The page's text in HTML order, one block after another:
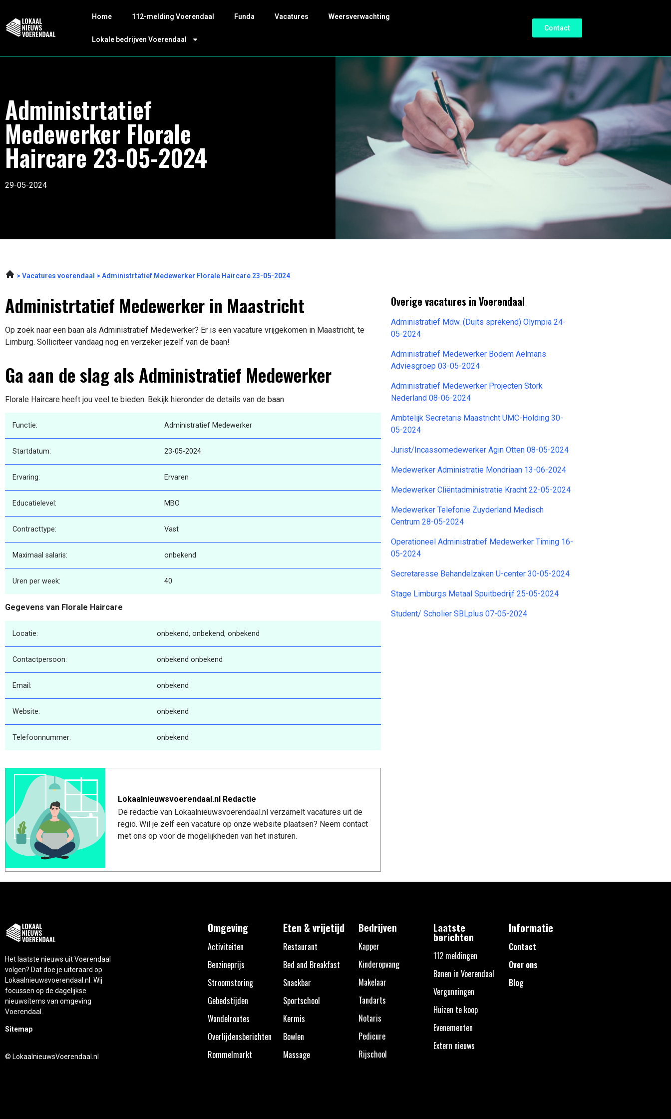
Home 112-melding Voerendaal Funda Vacatures Weersverwachting
Lokale bedrijven Voerendaal
Contact
Administrtatief
Medewerker Florale
Haircare 23-05-2024
29-05-2024
Vacatures voerendaal Administrtatief Medewerker Florale Haircare 23-05-2024
Administrtatief Medewerker in Maastricht
Op zoek naar een baan als Administratief Medewerker? Er is een vacature vrijgekomen in Maastricht, te
Limburg. Solliciteer vandaag nog en verzeker jezelf van de baan!
Ga aan de slag als Administratief Medewerker
Florale Haircare heeft jou veel te bieden. Bekijk hieronder de details van de baan
Functie: Administratief Medewerker
Startdatum: 23-05-2024
Ervaring: Ervaren
Educatielevel: MBO
Contracttype: Vast
Maximaal salaris: onbekend
Uren per week: 40
Gegevens van Florale Haircare
Locatie: onbekend, onbekend, onbekend
Contactpersoon: onbekend onbekend
Email: onbekend
Website: onbekend
Telefoonnummer: onbekend
Lokaalnieuwsvoerendaal.nl Redactie
De redactie van Lokaalnieuwsvoerendaal.nl verzamelt vacatures uit de
regio. Wil je zelf een vacature op onze website plaatsen? Neem contact
met ons op voor de mogelijkheden van het insturen.
Overige vacatures in Voerendaal
Administratief Mdw. (Duits sprekend) Olympia 24-
05-2024
Administratief Medewerker Bodem Aelmans
Adviesgroep 03-05-2024
Administratief Medewerker Projecten Stork
Nederland 08-06-2024
Ambtelijk Secretaris Maastricht UMC-Holding 30-
05-2024
Jurist/Incassomedewerker Agin Otten 08-05-2024
Medewerker Administratie Mondriaan 13-06-2024
Medewerker Cliëntadministratie Kracht 22-05-2024
Medewerker Telefonie Zuyderland Medisch
Centrum 28-05-2024
Operationeel Administratief Medewerker Timing 16-
05-2024
Secretaresse Behandelzaken U-center 30-05-2024
Stage Limburgs Metaal Spuitbedrijf 25-05-2024
Student/ Scholier SBLplus 07-05-2024
Het laatste nieuws uit Voerendaal
volgen? Dat doe je uiteraard op
Lokaalnieuwsvoerendaal.nl. Wij
focussen op de dagelijkse
nieuwsitems van omgeving
Voerendaal.
Sitemap
© LokaalnieuwsVoerendaal.nl
Omgeving
Activiteiten
Benzineprijs
Stroomstoring
Gebedstijden
Wandelroutes
Overlijdensberichten
Rommelmarkt
Eten & vrijetijd
Restaurant
Bed and Breakfast
Snackbar
Sportschool
Kermis
Bowlen
Massage
Bedrijven
Kapper
Kinderopvang
Makelaar
Tandarts
Notaris
Pedicure
Rijschool
Laatste
berichten
112 meldingen
Banen in Voerendaal
Vergunningen
Huizen te koop
Evenementen
Extern nieuws
Informatie
Contact
Over ons
Blog